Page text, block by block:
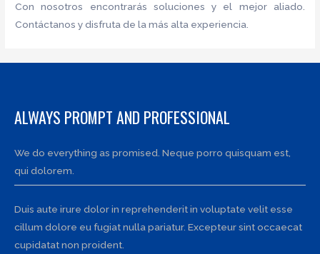
Con nosotros encontrarás soluciones y el mejor aliado.
Contáctanos y disfruta de la más alta experiencia.
ALWAYS PROMPT AND PROFESSIONAL
We do everything as promised. Neque porro quisquam est,
qui dolorem.
Duis aute irure dolor in reprehenderit in voluptate velit esse
cillum dolore eu fugiat nulla pariatur. Excepteur sint occaecat
cupidatat non proident.